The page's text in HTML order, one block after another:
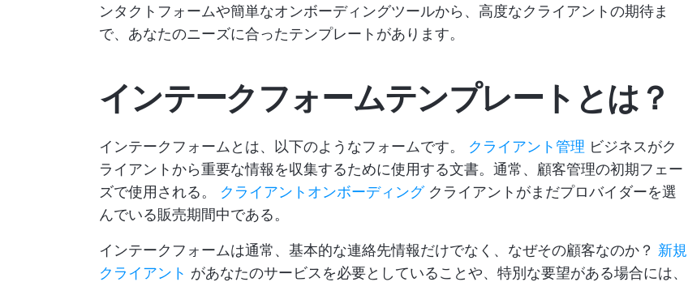
ンタクトフォームや簡単なオンボーディングツールから、高度なクライアントの期待ま
で、あなたのニーズに合ったテンプレートがあります。
インテークフォームテンプレートとは？
インテークフォームとは、以下のようなフォームです。 クライアント管理 ビジネスがク
ライアントから重要な情報を収集するために使用する文書。通常、顧客管理の初期フェー
ズで使用される。 クライアントオンボーディングクライアントがまだプロバイダーを選
んでいる販売期間中である。
インテークフォームは通常、基本的な連絡先情報だけでなく、なぜその顧客なのか？ 新規
クライアント があなたのサービスを必要としていることや、特別な要望がある場合には、